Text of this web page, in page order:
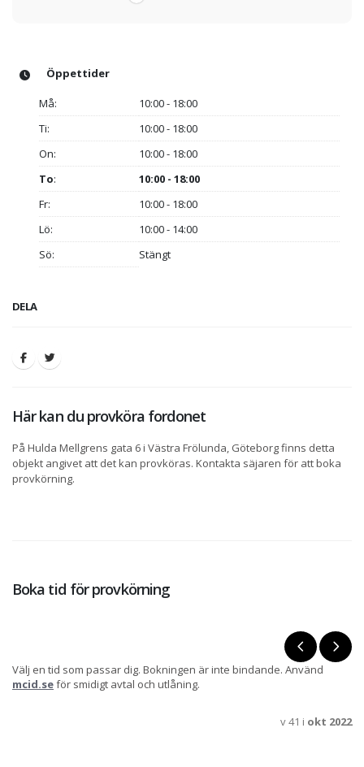
Öppettider
Må:
10:00 - 18:00
Ti:
10:00 - 18:00
On:
10:00 - 18:00
To:
10:00 - 18:00
Fr:
10:00 - 18:00
Lö:
10:00 - 14:00
Sö:
Stängt
DELA
Här kan du provköra fordonet
På Hulda Mellgrens gata 6 i Västra Frölunda, Göteborg finns detta
objekt angivet att det kan provköras. Kontakta säjaren för att boka
provkörning.
Boka tid för provkörning
Välj en tid som passar dig. Bokningen är inte bindande. Använd
mcid.seför smidigt avtal och utlåning.
v 41 i okt 2022